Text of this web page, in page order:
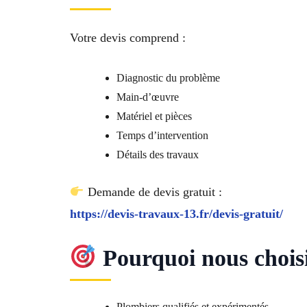
Votre devis comprend :
Diagnostic du problème
Main-d’œuvre
Matériel et pièces
Temps d’intervention
Détails des travaux
Demande de devis gratuit :
https://devis-travaux-13.fr/devis-gratuit/
Pourquoi nous